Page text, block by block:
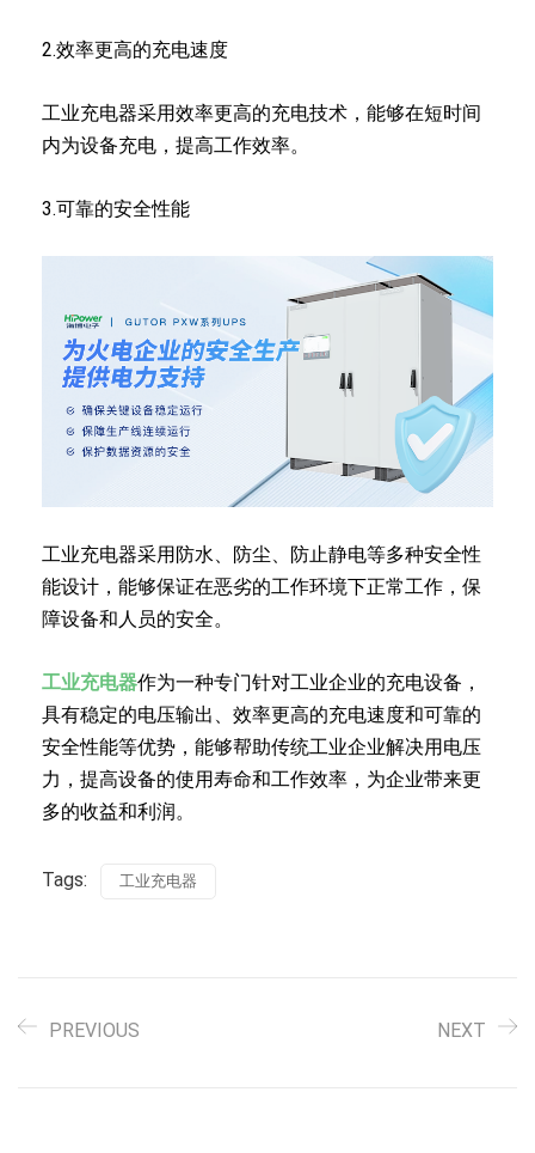
2.效率更高的充电速度
工业充电器采用效率更高的充电技术，能够在短时间
内为设备充电，提高工作效率。
3.可靠的安全性能
工业充电器采用防水、防尘、防止静电等多种安全性
能设计，能够保证在恶劣的工作环境下正常工作，保
障设备和人员的安全。
工业充电器作为一种专门针对工业企业的充电设备，
具有稳定的电压输出、效率更高的充电速度和可靠的
安全性能等优势，能够帮助传统工业企业解决用电压
力，提高设备的使用寿命和工作效率，为企业带来更
多的收益和利润。
Tags: 工业充电器
PREVIOUS NEXT